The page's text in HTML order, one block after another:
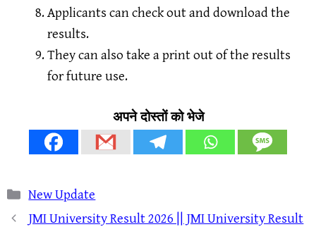
Applicants can check out and download the
results.
They can also take a print out of the results
for future use.
अपने दोस्तों को भेजे
Categories
New Update
JMI University Result 2026 || JMI University Result